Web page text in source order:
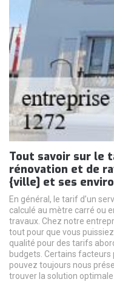
Tout savoir sur le
rénovation et de
{ville] et ses
En général, le tarif d’un
calculé au mètre carré ou
travaux. Chez notre
tout pour que vous
qualité pour des tarifs
budgets. Certains facteurs
pouvez toujours nous
trouver la solution